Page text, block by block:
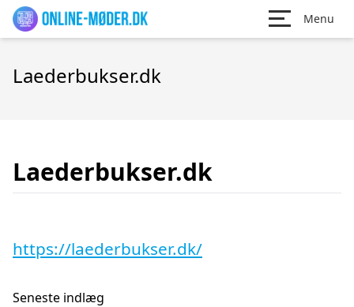
Menu
Laederbukser.dk
Laederbukser.dk
https://laederbukser.dk/
Seneste indlæg